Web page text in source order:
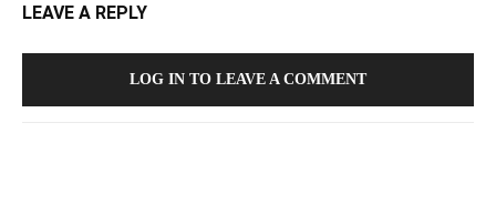
LEAVE A REPLY
LOG IN TO LEAVE A COMMENT